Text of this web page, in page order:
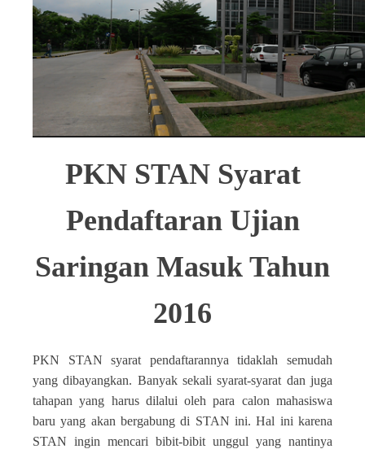
PKN STAN Syarat
Pendaftaran Ujian
Saringan Masuk Tahun
2016
PKN STAN syarat pendaftarannya tidaklah semudah
yang dibayangkan. Banyak sekali syarat-syarat dan juga
tahapan yang harus dilalui oleh para calon mahasiswa
baru yang akan bergabung di STAN ini. Hal ini karena
STAN ingin mencari bibit-bibit unggul yang nantinya